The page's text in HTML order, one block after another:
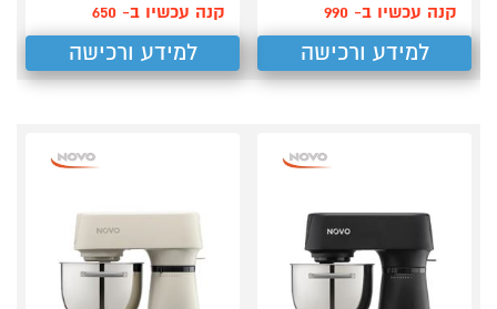
קנה עכשיו ב- 990
למידע ורכישה
קנה עכשיו ב- 650
למידע ורכישה